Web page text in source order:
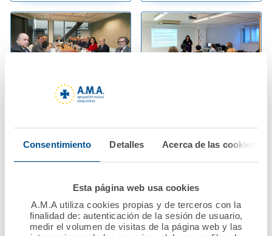
Consentimiento Detalles Acerca de las cookies
Esta página web usa cookies
A.M.A utiliza cookies propias y de terceros con la
finalidad de: autenticación de la sesión de usuario,
medir el volumen de visitas de la página web y las
La Fundación A.M.A.
aprueba más de 70
Ver noticia
A.M.A. imparte
jornada de formación
de Higienistas
dentales y auxiliares
de Cataluña
(AHIADEC)